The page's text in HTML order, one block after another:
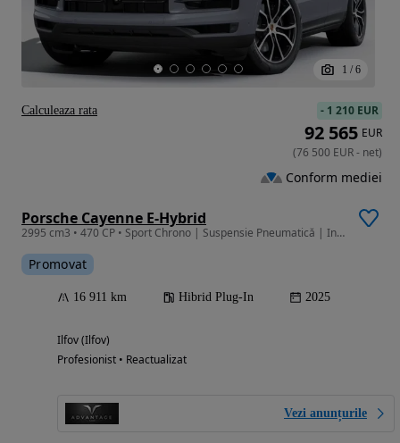
1 / 6
Porsche Cayenne E-Hybrid
2995 cm3 • 470 CP • Sport Chrono | Suspensie Pneumatică | InnoDrive | Pa
Promovat
16 911 km Hibrid Plug-In 2025
Ilfov (Ilfov)
Profesionist • Reactualizat
Vezi anunțurile
- 1 210 EUR
92 565 EUR
(76 500 EUR- net)
Conform mediei
Calculeaza rata